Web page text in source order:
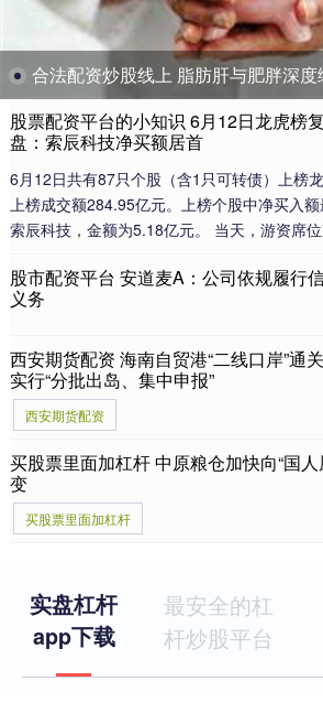
合法配资炒股线上 脂肪肝与肥胖深度绑定，给数
股票配资平台的小知识 6月12日龙虎榜复
盘：索辰科技净买额居首
6月12日共有87只个股（含1只可转债）上榜
上榜成交额284.95亿元。上榜个股中净买入
索辰科技，金额为5.18亿元。 当天，游资席
股市配资平台 安道麦A：公司依规履行
义务
西安期货配资 海南自贸港“二线口岸”通
实行“分批出岛、集中申报”
西安期货配资
买股票里面加杠杆 中原粮仓加快向“国人
变
买股票里面加杠杆
实盘杠杆
app下载
最安全的杠
杆炒股平台